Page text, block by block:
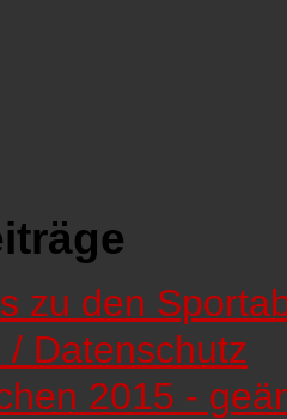
zu den
/ Datenschutz
2015 -